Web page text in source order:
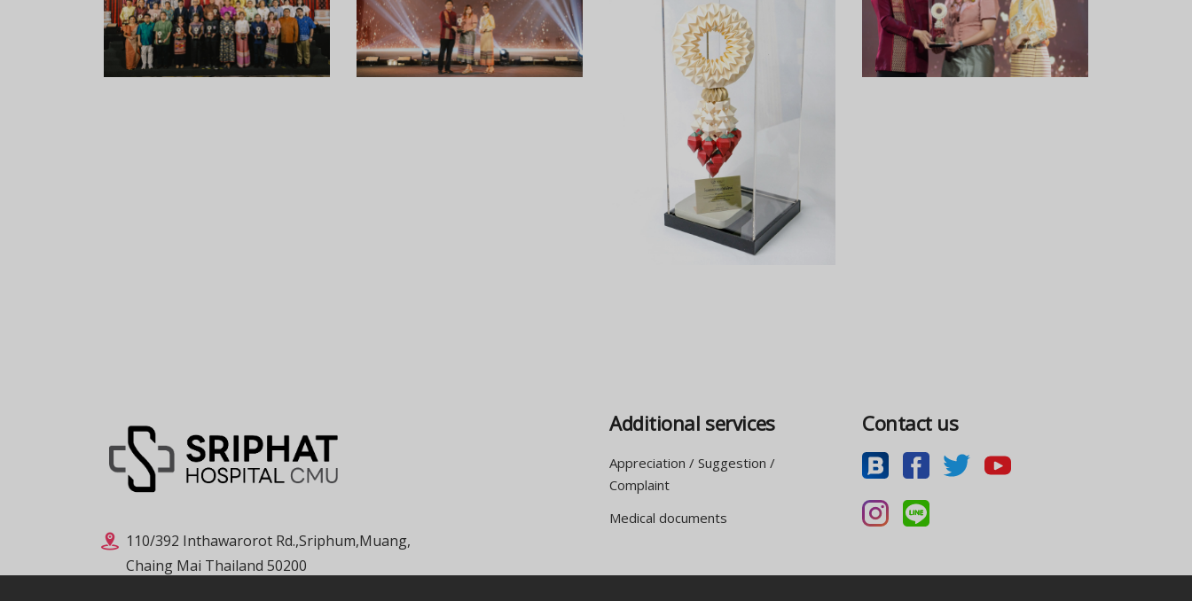
110/392 Inthawarorot Rd.,Sriphum,Muang,
Chaing Mai Thailand 50200
Additional services
Appreciation / Suggestion /
Complaint
Medical documents
Contact us